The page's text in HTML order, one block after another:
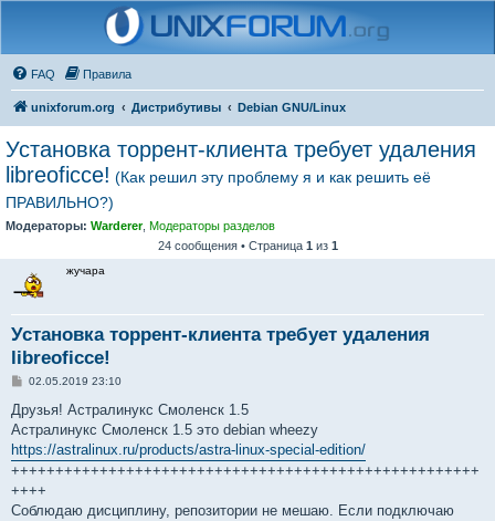
FAQ Правила
unixforum.org Дистрибутивы Debian GNU/Linux
Установка торрент-клиента требует удаления
libreoficce! (Как решил эту проблему я и как решить её
ПРАВИЛЬНО?)
Модераторы: Warderer, Модераторы разделов
24 сообщения • Страница 1 из 1
жучара
Установка торрент-клиента требует удаления
libreoficce!
С
о
б
щ
е
н
и
е
02.05.2019 23:10
Друзья! Астралинукс Смоленск 1.5
Астралинукс Смоленск 1.5 это debian wheezy
https://astralinux.ru/products/astra-linux-special-edition/
+++++++++++++++++++++++++++++++++++++++++++++++++++++
++++
Cоблюдаю дисциплину, репозитории не мешаю. Если подключаю